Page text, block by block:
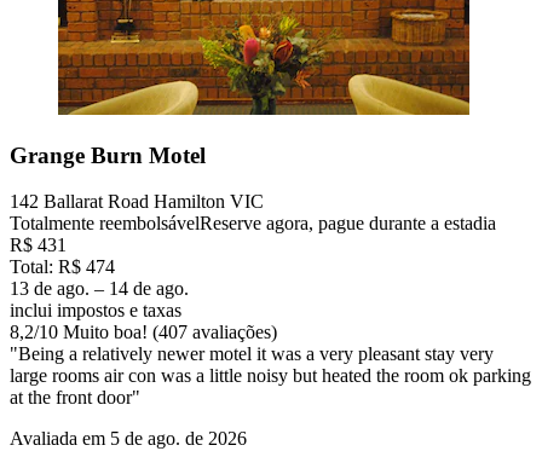
Grange Burn Motel
142 Ballarat Road Hamilton VIC
Totalmente reembolsávelReserve agora, pague durante a estadia
R$ 431
Total: R$ 474
13 de ago. – 14 de ago.
inclui impostos e taxas
8,2/10 Muito boa! (407 avaliações)
"Being a relatively newer motel it was a very pleasant stay very
large rooms air con was a little noisy but heated the room ok parking
at the front door"
Avaliada em 5 de ago. de 2026